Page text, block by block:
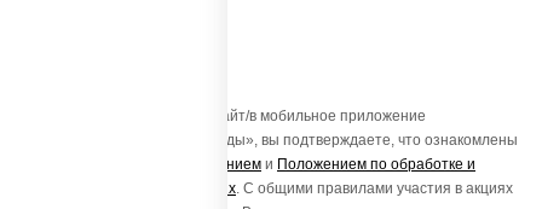
Осуществляя вход на этот Сайт/в мобильное приложение
«ПиццаСушиВок - доставка еды», вы подтверждаете, что ознакомлены
Пользовательским соглашением и Положением по обработке и
защите персональных данных. С общими правилами участия в акциях